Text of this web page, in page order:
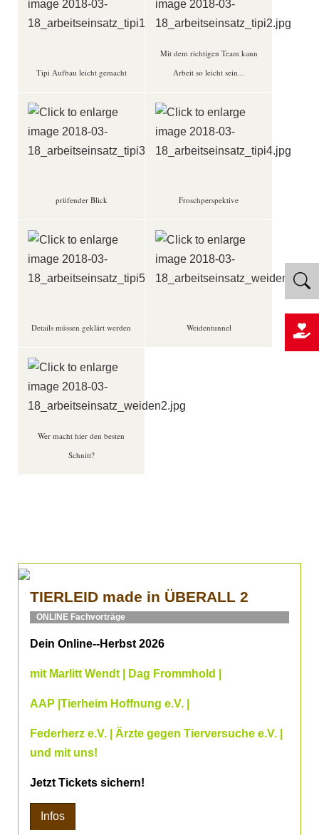
Tipi Aufbau leicht gemacht
Mit dem richtigen Team kann
Arbeit so leicht sein...
prüfender Blick Froschperspektive
Details müssen geklärt werden Weidentunnel
Wer macht hier den besten
Schnitt?
TIERLEID made in ÜBERALL 2
ONLINE Fachvorträge
Dein Online--Herbst 2026
mit Marlitt Wendt | Dag Frommhold |
AAP |Tierheim Hoffnung e.V. |
Federherz e.V. | Ärzte gegen Tierversuche e.V. |
und mit uns!
Jetzt Tickets sichern!
Infos